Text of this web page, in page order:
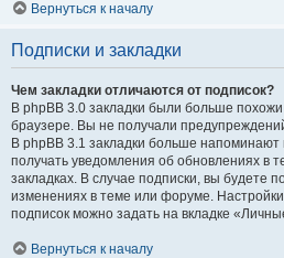
Вернуться к началу
Подписки и закладки
Чем закладки отличаются от подписок?
В phpBB 3.0 закладки были больше
браузере. Вы не получали
В phpBB 3.1 закладки больше
получать уведомления об обновлениях в
закладках. В случае подписки, вы будете
изменениях в теме или форуме.
подписок можно задать на вкладке
Вернуться к началу